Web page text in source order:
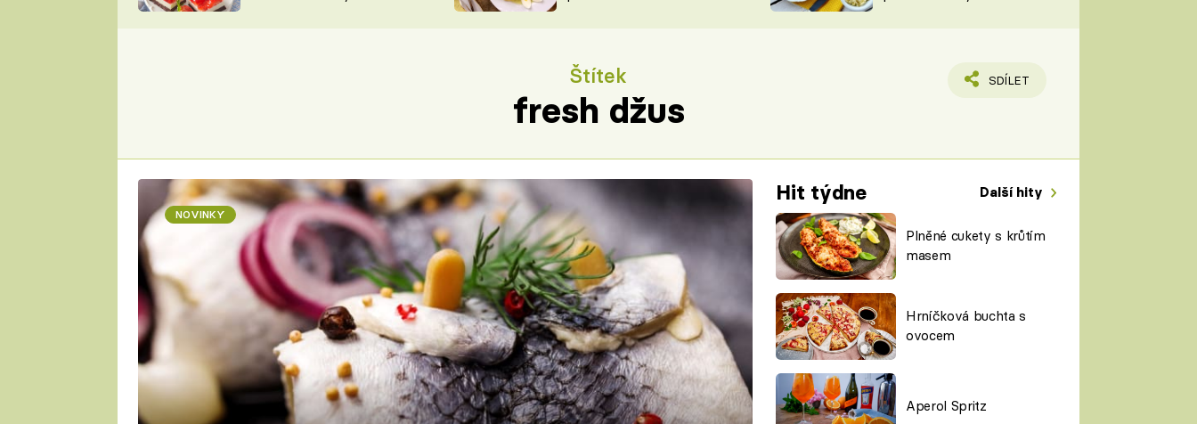
NA NÁKUPECH
ŠÉFREDAKTORKY
Štítek
fresh džus
SDÍLET
Hit týdne Další hity
Plněné cukety s krůtím
masem
Hrníčková buchta s
ovocem
Aperol Spritz
NOVINKY